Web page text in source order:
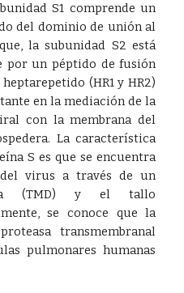
S1 comprende un
del dominio de unión al
la subunidad S2 está
por un péptido de fusión
(HR1 y HR2)
en la mediación de la
con la membrana del
La característica
S es que se encuentra
virus a través de un
(TMD) y el tallo
se conoce que la
transmembranal
pulmonares humanas